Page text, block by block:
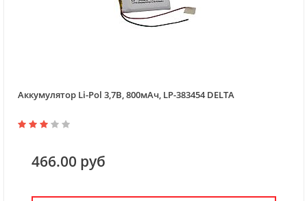
Аккумулятор Li-Pol 3,7В, 800мАч, LP-383454 DELTA
466.00 руб